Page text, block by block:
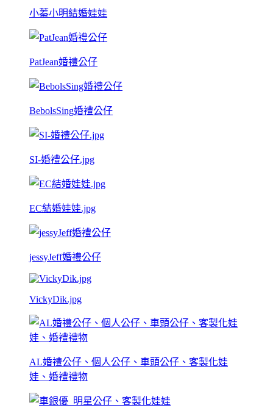
小蓁小明結婚娃娃
PatJean婚禮公仔
BebolsSing婚禮公仔
SI-婚禮公仔.jpg
EC結婚娃娃.jpg
jessyJeff婚禮公仔
VickyDik.jpg
AL婚禮公仔、個人公仔、車頭公仔、客製化娃
娃、婚禮禮物